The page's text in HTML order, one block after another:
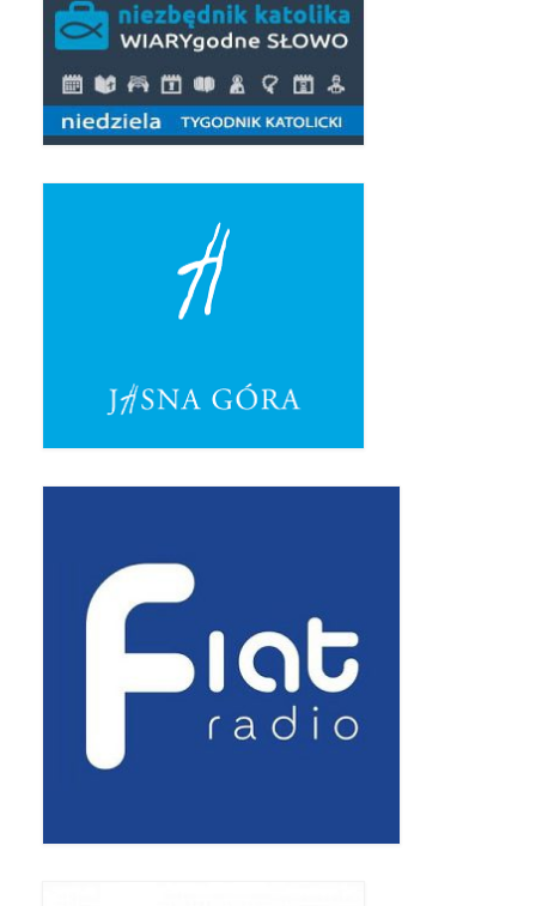
Galerie 2020
Uroczystość Św. Jakuba Apostoła 2020
Wizytacja Kanoniczna 21.06.2020
Boże Ciało 2020
GODZINA ŚWIĘTA W ŚWIĘTO
MIŁOSIERDZIA BOŻEGO
Opłatek Wspólnot Parafialnych
Pasterka 2019
Triduum St. Kostka 2019
Boże Ciało – 20 czerwca 2019
Pierwsza Komunia Święta 2019
Imieniny Ks Kanonika
Wigilia Paschalna 2019
Wielki Czwartek 2019